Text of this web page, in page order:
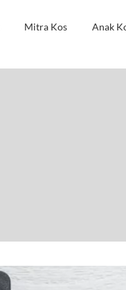
Mitra Kos Anak